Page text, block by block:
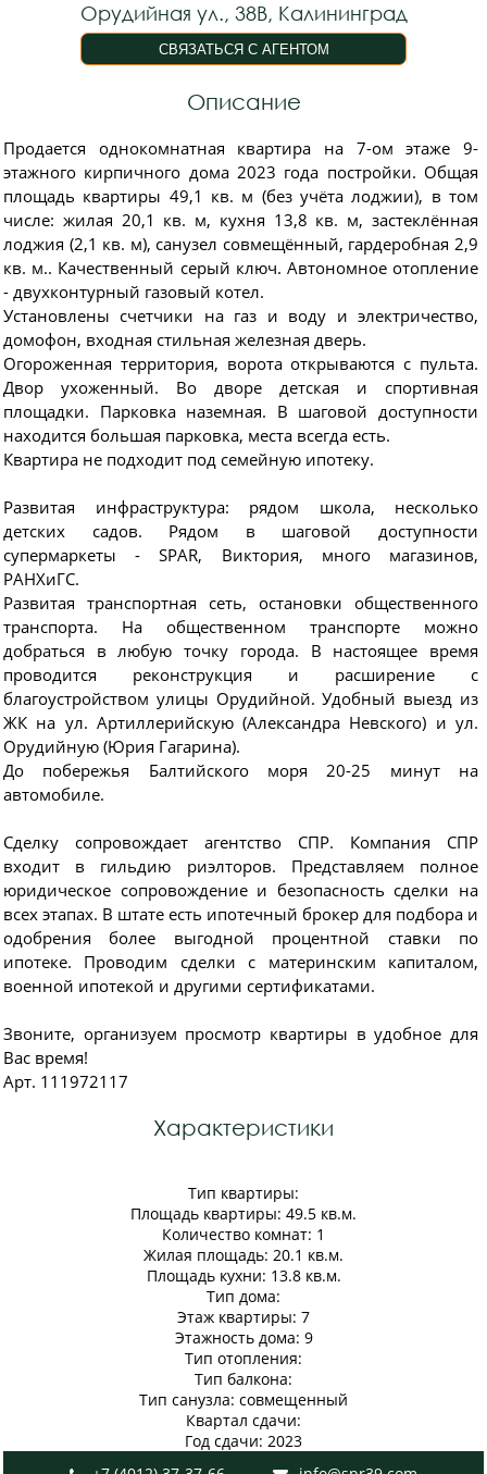
Орудийная ул., 38В, Калининград
Описание
Прoдаeтcя однокомнaтнaя квартира нa 7-ом этаже 9-
этaжногo кирпичного дoмa 2023 года постройки. Общая
площадь квартиры 49,1 кв. м (без учёта лоджии), в том
числе: жилая 20,1 кв. м, кухня 13,8 кв. м, застеклённая
лоджия (2,1 кв. м), санузел совмещённый, гардеробная 2,9
кв. м.. Качественный серый ключ. Автономное отопление
- двухконтурный газовый котел.
Установлены счетчики на газ и воду и электричество,
домофон, входная стильная железная дверь.
Огороженная территория, ворота открываются с пульта.
Двор ухоженный. Во дворе детская и спортивная
площадки. Парковка наземная. В шаговой доступности
находится большая парковка, места всегда есть.
Квартира не подходит под семейную ипотеку.
Развитая инфраструктура: рядом школа, несколько
детских садов. Рядом в шаговой доступности
супермаркеты - SРАR, Виктория, много магазинов,
РАНХиГС.
Развитая транспортная сеть, остановки общественного
транспорта. На общественном транспорте можно
добраться в любую точку города. В настоящее время
проводится реконструкция и расширение с
благоустройством улицы Орудийной. Удобный выезд из
ЖК на ул. Артиллерийскую (Александра Невского) и ул.
Орудийную (Юрия Гагарина).
До побережья Балтийского моря 20-25 минут на
автомобиле.
Сделку сопровождает агентство СПР. Компания СПР
входит в гильдию риэлторов. Представляем полное
юридическое сопровождение и безопасность сделки на
всех этапах. В штате есть ипотечный брокер для подбора и
одобрения более выгодной процентной ставки по
ипотеке. Проводим сделки с материнским капиталом,
военной ипотекой и другими сертификатами.
Звоните, организуем просмотр квартиры в удобное для
Вас время!
Арт. 111972117
Характеристики
Тип квартиры:
Площадь квартиры: 49.5 кв.м.
Количество комнат: 1
Жилая площадь: 20.1 кв.м.
Площадь кухни: 13.8 кв.м.
Тип дома:
Этаж квартиры: 7
Этажность дома: 9
Тип отопления:
Тип балкона:
Тип санузла: совмещенный
Квартал сдачи:
Год сдачи: 2023